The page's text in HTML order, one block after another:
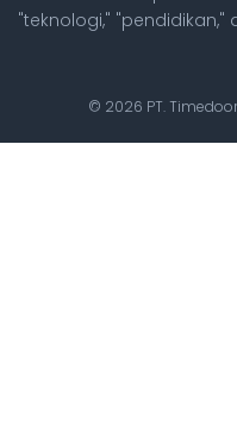
"teknologi,"
© 2026 PT.